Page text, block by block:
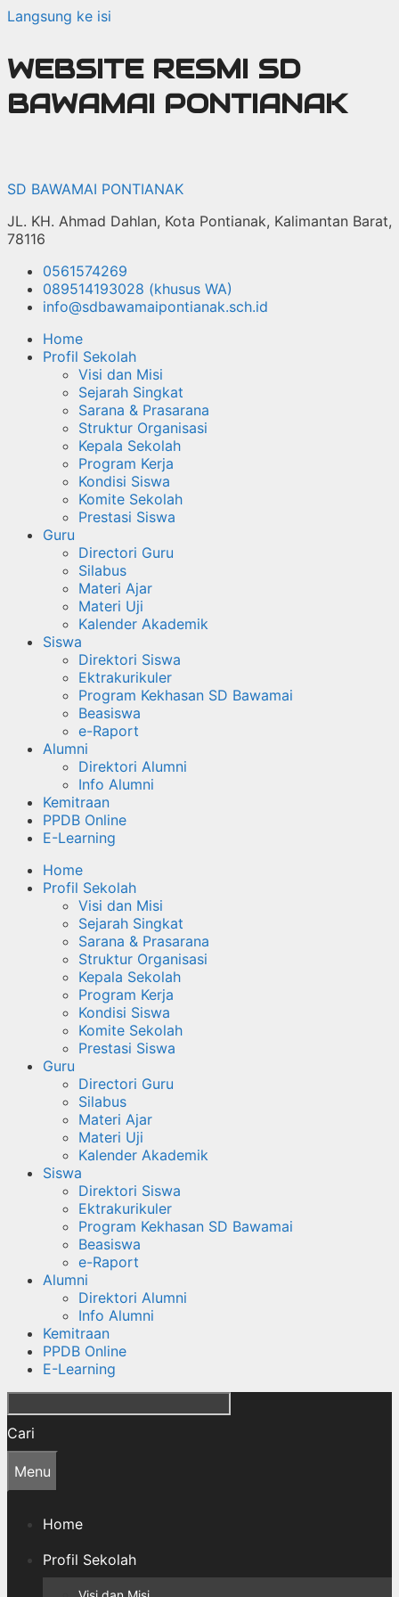
Langsung ke isi
WEBSITE RESMI SD
BAWAMAI PONTIANAK
SD BAWAMAI PONTIANAK
JL. KH. Ahmad Dahlan, Kota Pontianak, Kalimantan Barat,
78116
0561574269
089514193028 (khusus WA)
info@sdbawamaipontianak.sch.id
Home
Profil Sekolah
Visi dan Misi
Sejarah Singkat
Sarana & Prasarana
Struktur Organisasi
Kepala Sekolah
Program Kerja
Kondisi Siswa
Komite Sekolah
Prestasi Siswa
Guru
Directori Guru
Silabus
Materi Ajar
Materi Uji
Kalender Akademik
Siswa
Direktori Siswa
Ektrakurikuler
Program Kekhasan SD Bawamai
Beasiswa
e-Raport
Alumni
Direktori Alumni
Info Alumni
Kemitraan
PPDB Online
E-Learning
Home
Profil Sekolah
Visi dan Misi
Sejarah Singkat
Sarana & Prasarana
Struktur Organisasi
Kepala Sekolah
Program Kerja
Kondisi Siswa
Komite Sekolah
Prestasi Siswa
Guru
Directori Guru
Silabus
Materi Ajar
Materi Uji
Kalender Akademik
Siswa
Direktori Siswa
Ektrakurikuler
Program Kekhasan SD Bawamai
Beasiswa
e-Raport
Alumni
Direktori Alumni
Info Alumni
Kemitraan
PPDB Online
E-Learning
Cari
Menu
Home
Profil Sekolah